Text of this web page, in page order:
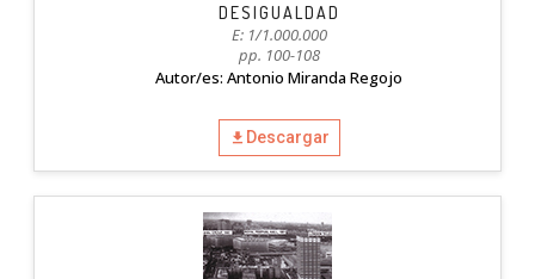
DESIGUALDAD
E: 1/1.000.000
pp. 100-108
Autor/es: Antonio Miranda Regojo
Descargar